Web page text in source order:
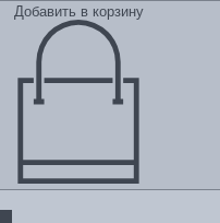
Добавить в корзину